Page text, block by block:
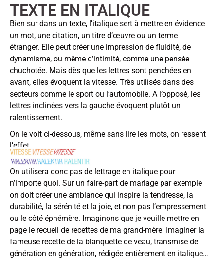
TEXTE EN ITALIQUE
Bien sur dans un texte, l’italique sert à mettre en évidence
un mot, une citation, un titre d’œuvre ou un terme
étranger. Elle peut créer une impression de fluidité, de
dynamisme, ou même d’intimité, comme une pensée
chuchotée. Mais dès que les lettres sont penchées en
avant, elles évoquent la vitesse. Très utilisés dans des
secteurs comme le sport ou l’automobile. A l’opposé, les
lettres inclinées vers la gauche évoquent plutôt un
ralentissement.
On le voit ci-dessous, même sans lire les mots, on ressent
l’effet.
On utilisera donc pas de lettrage en italique pour
n’importe quoi. Sur un faire-part de mariage par exemple
on doit créer une ambiance qui inspire la tendresse, la
durabilité, la sérénité et la joie, et non pas l’empressement
ou le côté éphémère. Imaginons que je veuille mettre en
page le recueil de recettes de ma grand-mère. Imaginer la
fameuse recette de la blanquette de veau, transmise de
génération en génération, rédigée entièrement en italique…